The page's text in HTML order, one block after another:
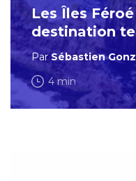
Les Îles
destination
Par Sébastien
4 min